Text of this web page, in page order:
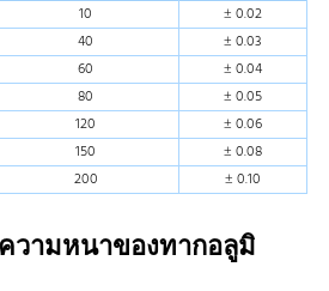
10
± 0.02
40
± 0.03
60
± 0.04
80
± 0.05
120
± 0.06
150
± 0.08
200 ± 0.10
ามหนาของทากอลูมิ